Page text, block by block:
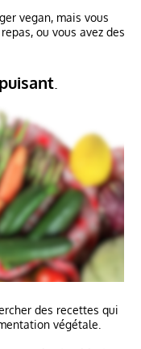
vegan, mais vous
ou vous avez des
des recettes qui
végétale.